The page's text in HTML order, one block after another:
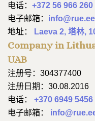
电话： +372 56 966 260
电子邮箱： info@rue.ee
地址：
Laeva 2, 塔林,
Company in
UAB
注册号：304377400
注册日期：30.08.2016
电话： +370 6949 5456
电子邮箱：